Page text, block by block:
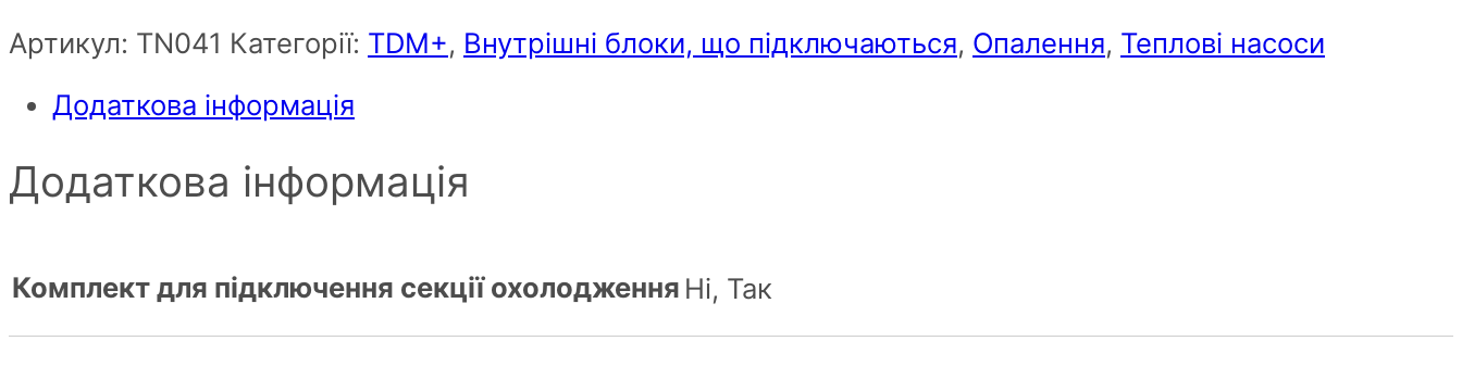
Артикул: ТN041 Категорії: TDM+, Внутрішні блоки, що підключаються, Опалення, Теплові насоси
Додаткова інформація
Додаткова інформація
Комплект для підключення секції охолодження Ні, Так